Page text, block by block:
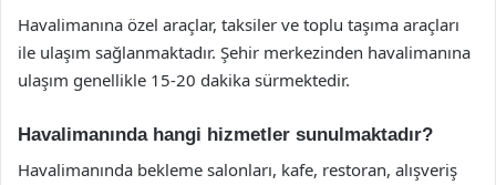
Havalimanına özel araçlar, taksiler ve toplu taşıma araçları
ile ulaşım sağlanmaktadır. Şehir merkezinden havalimanına
ulaşım genellikle 15-20 dakika sürmektedir.
Havalimanında hangi hizmetler sunulmaktadır?
Havalimanında bekleme salonları, kafe, restoran, alışveriş